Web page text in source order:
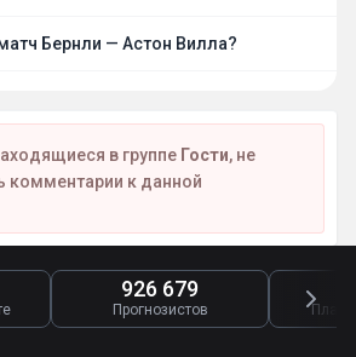
Бернли — Астон Вилла?
в группе Гости, не
комментарии к данной
926 679
Прогнозистов